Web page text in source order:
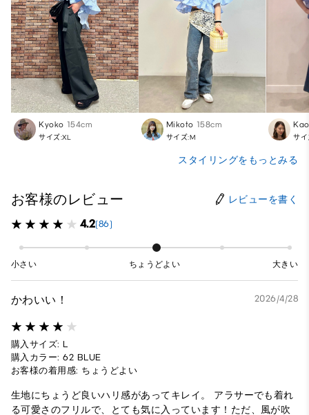
Kyoko 154cm
サイズ:XL
Mikoto 158cm
サイズ:M サイ
スタイリングをもっとみる
お客様のレビュー レビューを書く
4.2(86)
小さい ちょうどよい 大きい
かわいい！ 2026/4/28
購入サイズ: L
購入カラー: 62 BLUE
お客様の着用感: ちょうどよい
生地にちょうど良いハリ感があってキレイ。 アラサーでも着れ
る可愛さのフリルで、とても気に入っています！ただ、風が吹